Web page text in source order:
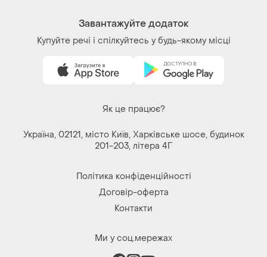
Завантажуйте додаток
Купуйте речі і спілкуйтесь у будь-якому місці
Як це працює?
Україна, 02121, місто Київ, Харківське шосе, будинок
201-203, літера 4Г
Політика конфіденційності
Договір-оферта
Контакти
Ми у соц.мережах